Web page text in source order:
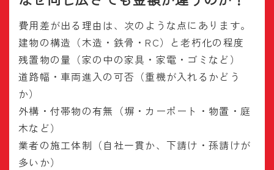
費用差が出る理由は、次のような点にあります。
建物の構造（木造・鉄骨・RC）と老朽化の程度
残置物の量（家の中の家具・家電・ゴミなど）
道路幅・車両進入の可否（重機が入れるかどう
か）
外構・付帯物の有無（塀・カーポート・物置・庭
木など）
業者の施工体制（自社一貫か、下請け・孫請けが
多いか）